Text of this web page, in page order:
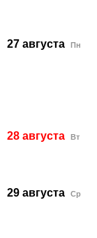
27 августа
Пн
28 августа
Вт
29 августа
Ср